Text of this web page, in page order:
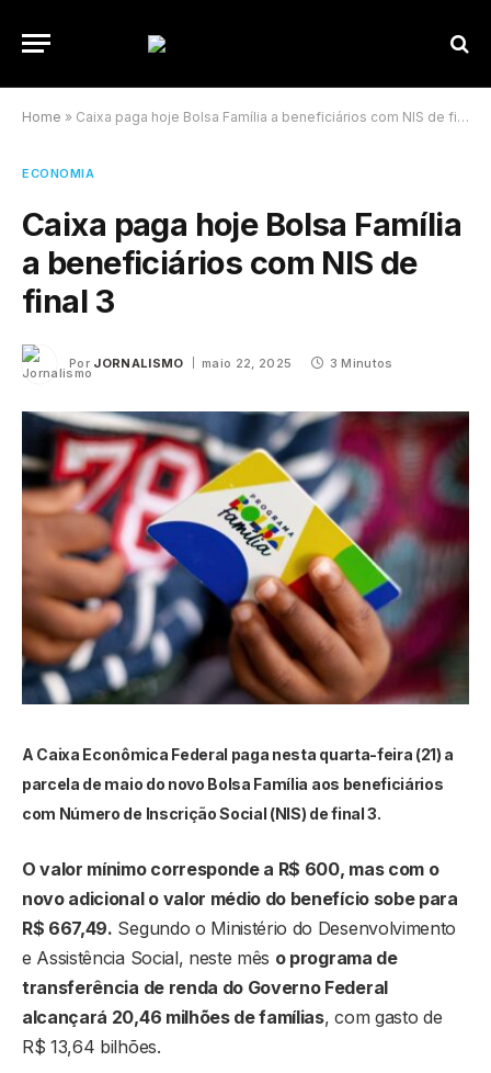
Home » Caixa paga hoje Bolsa Família a beneficiários com NIS de final 3
ECONOMIA
Caixa paga hoje Bolsa Família
a beneficiários com NIS de
final 3
Por JORNALISMO maio 22, 2025 3 Minutos
A Caixa Econômica Federal paga nesta quarta-feira (21) a
parcela de maio do novo Bolsa Família aos beneficiários
com Número de Inscrição Social (NIS) de final 3.
O valor mínimo corresponde a R$ 600, mas com o
novo adicional o valor médio do benefício sobe para
R$ 667,49. Segundo o Ministério do Desenvolvimento
e Assistência Social, neste mês o programa de
transferência de renda do Governo Federal
alcançará 20,46 milhões de famílias, com gasto de
R$ 13,64 bilhões.